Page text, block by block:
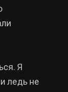
Я
ледь не